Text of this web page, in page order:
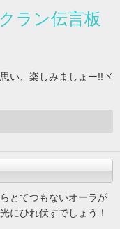
ラン伝言板
い、楽しみましょー!!ヾ
とてつもないオーラが
にひれ伏すでしょう！